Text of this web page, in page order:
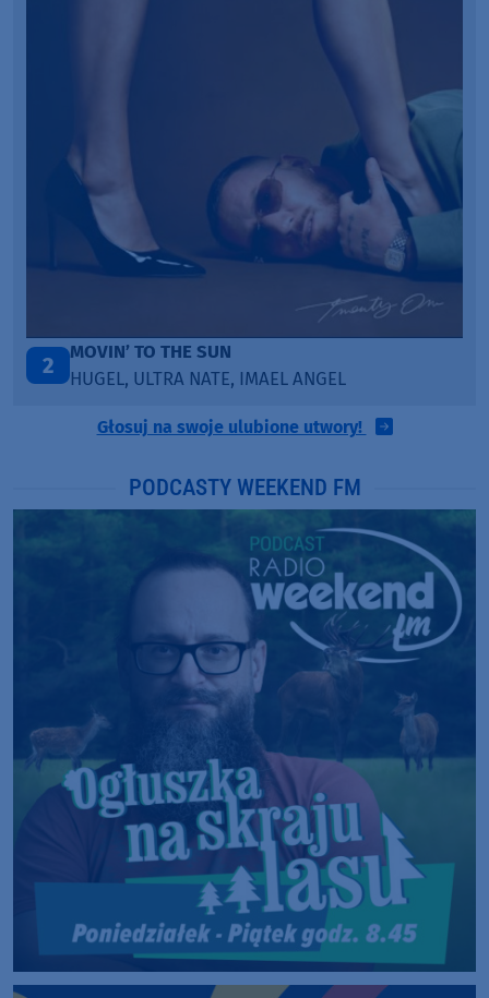
3
LEGENDARY LOVERS (SAVE ME)
KATY PERRY & CHIEF KEEF
Głosuj na swoje ulubione utwory!
PODCASTY WEEKEND FM